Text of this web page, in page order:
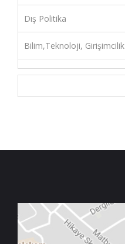
Dış Politika
Bilim,Teknoloji, Girişimcilik